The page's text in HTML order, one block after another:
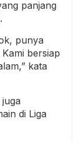
panjang
punya
bersiap
kata
di Liga